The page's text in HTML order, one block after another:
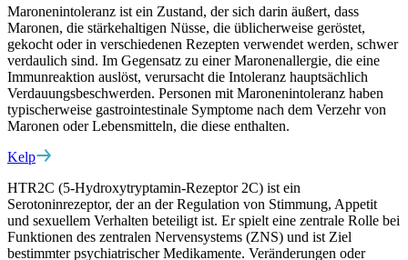
Maronenintoleranz ist ein Zustand, der sich darin äußert, dass
Maronen, die stärkehaltigen Nüsse, die üblicherweise geröstet,
gekocht oder in verschiedenen Rezepten verwendet werden, schwer
verdaulich sind. Im Gegensatz zu einer Maronenallergie, die eine
Immunreaktion auslöst, verursacht die Intoleranz hauptsächlich
Verdauungsbeschwerden. Personen mit Maronenintoleranz haben
typischerweise gastrointestinale Symptome nach dem Verzehr von
Maronen oder Lebensmitteln, die diese enthalten.
Kelp
HTR2C (5-Hydroxytryptamin-Rezeptor 2C) ist ein
Serotoninrezeptor, der an der Regulation von Stimmung, Appetit
und sexuellem Verhalten beteiligt ist. Er spielt eine zentrale Rolle bei
Funktionen des zentralen Nervensystems (ZNS) und ist Ziel
bestimmter psychiatrischer Medikamente. Veränderungen oder